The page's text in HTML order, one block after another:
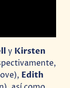
y Kirsten
Edith